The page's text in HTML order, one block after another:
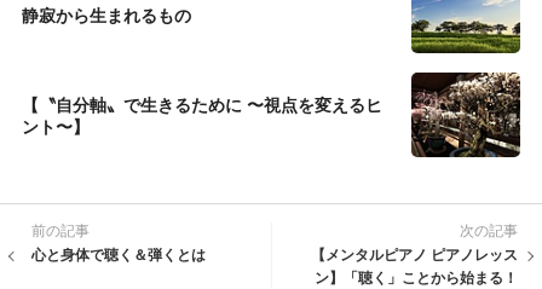
静寂から生まれるもの
【〝自分軸〟で生きるために 〜視点を変えるヒ
ント〜】
前の記事
心と身体で聴く＆弾くとは
次の記事
【メンタルピアノ ピアノレッス
ン】「聴く」ことから始まる！